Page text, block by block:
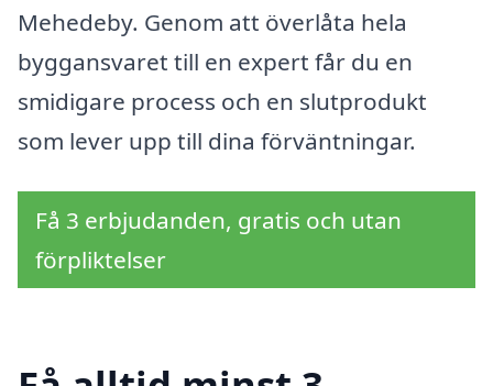
Mehedeby. Genom att överlåta hela
byggansvaret till en expert får du en
smidigare process och en slutprodukt
som lever upp till dina förväntningar.
Få 3 erbjudanden, gratis och utan
förpliktelser